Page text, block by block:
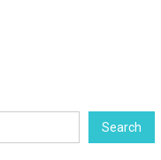
Search